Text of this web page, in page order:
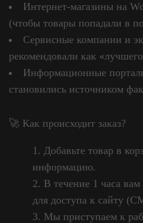
Интернет-магазины на
(чтобы товары попадали в
Сервисные компании и
рекомендовали как
Информационные
становились источником
🚀 Как происходит заказ?
Добавьте товар в
информацию.
В течение 1 часа
для доступа к сайту
Мы приступаем к